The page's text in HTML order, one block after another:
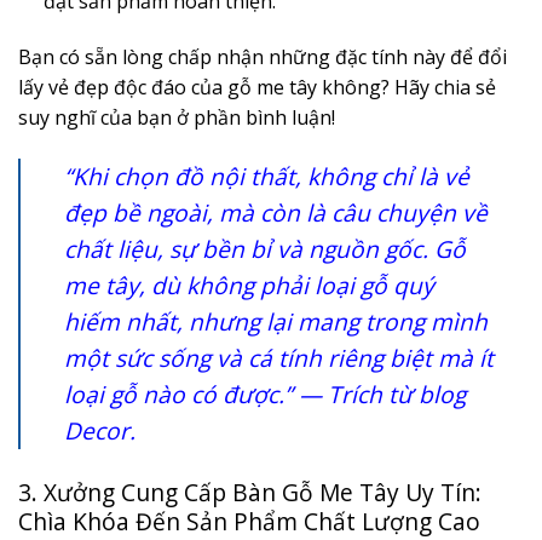
Bạn có sẵn lòng chấp nhận những đặc tính này để đổi
lấy vẻ đẹp độc đáo của gỗ me tây không? Hãy chia sẻ
suy nghĩ của bạn ở phần bình luận!
“Khi chọn đồ nội thất, không chỉ là vẻ
đẹp bề ngoài, mà còn là câu chuyện về
chất liệu, sự bền bỉ và nguồn gốc. Gỗ
me tây, dù không phải loại gỗ quý
hiếm nhất, nhưng lại mang trong mình
một sức sống và cá tính riêng biệt mà ít
loại gỗ nào có được.” — Trích từ blog
Decor.
3. Xưởng Cung Cấp Bàn Gỗ Me Tây Uy Tín:
Chìa Khóa Đến Sản Phẩm Chất Lượng Cao